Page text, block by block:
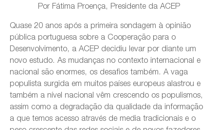
Por Fátima Proença, Presidente da ACEP
Quase 20 anos após a primeira sondagem à opinião
pública portuguesa sobre a Cooperação para o
Desenvolvimento, a ACEP decidiu levar por diante um
novo estudo. As mudanças no contexto internacional e
nacional são enormes, os desafios também. A vaga
populista surgida em muitos países europeus alastrou e
também a nível nacional vêm crescendo os populismos,
assim como a degradação da qualidade da informação
a que temos acesso através de media tradicionais e o